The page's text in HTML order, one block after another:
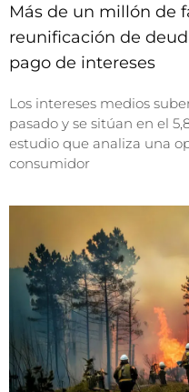
Más de un millón de
reunificación de
pago de intereses
Los intereses medios
pasado y se sitúan en el
estudio que analiza una
consumidor